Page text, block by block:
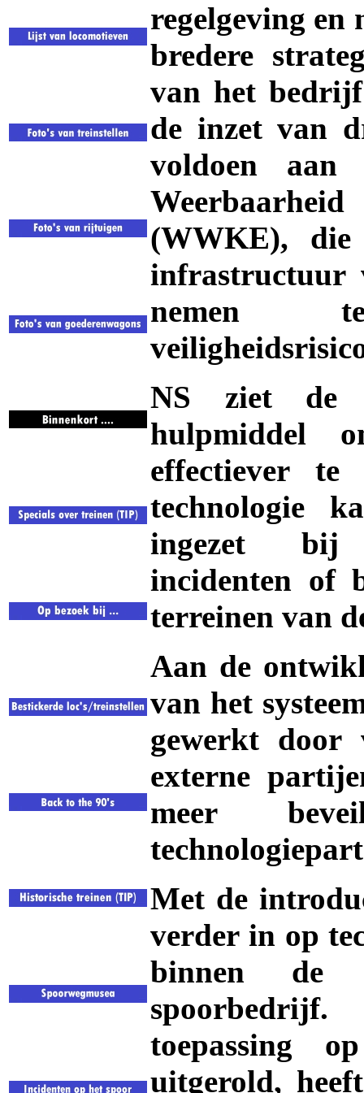
regelgeving en
bredere
van het
de inzet van
voldoen
(WWKE), die
infrastructuur
nemen
NS ziet de
hulpmiddel
effectiever te
technologie
ingezet bij
incidenten of
terreinen van
Aan de
van het
gewerkt door
externe
meer
Met de
verder in op
binnen de
toepassing
uitgerold,